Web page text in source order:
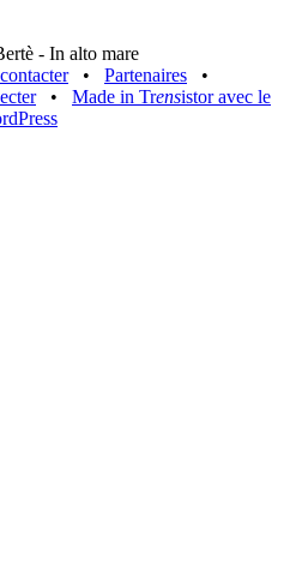
- In alto mare
• Partenaires
•
• Made in Trensistor avec le